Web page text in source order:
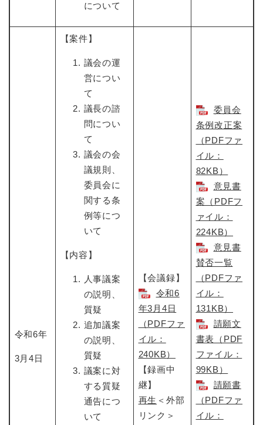
について
令和6年
3月4日
【案件】
議会の運
営につい
て
議長の諮
問につい
て
議会の会
議規則、
委員会に
関する条
例等につ
いて
【内容】
人事議案
の説明、
質疑
追加議案
の説明、
質疑
議案に対
する質疑
通告につ
いて
【会議録】
令和6
年3月4日
（PDFファ
イル：
240KB）
【録画中
継】
再生 ＜外部
リンク＞
委員会
条例改正案
（PDFファ
イル：
82KB）
意見書
案（PDFフ
ァイル：
224KB）
意見書
賛否一覧
（PDFファ
イル：
131KB）
請願文
書表（PDF
ファイル：
99KB）
請願書
（PDFファ
イル：